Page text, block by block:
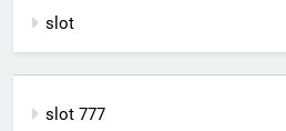
slot
slot 777